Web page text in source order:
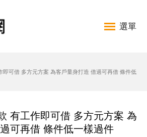
選單
即可借 多方元方案 為客戶量身打造 借過可再借 條件低
有工作即可借 多方元方案 為
可再借 條件低一樣過件